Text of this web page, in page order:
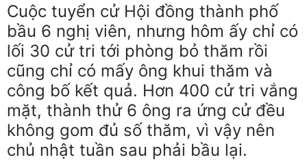
Cuộc tuyển cử Hội đồng thành phố
bầu 6 nghị viên, nhưng hôm ấy chỉ có
lối 30 cử tri tới phòng bỏ thăm rồi
cũng chỉ có mấy ông khui thăm và
công bố kết quả. Hơn 400 cử tri vắng
mặt, thành thử 6 ông ra ứng cử đều
không gom đủ số thăm, vì vậy nên
chủ nhật tuần sau phải bầu lại.